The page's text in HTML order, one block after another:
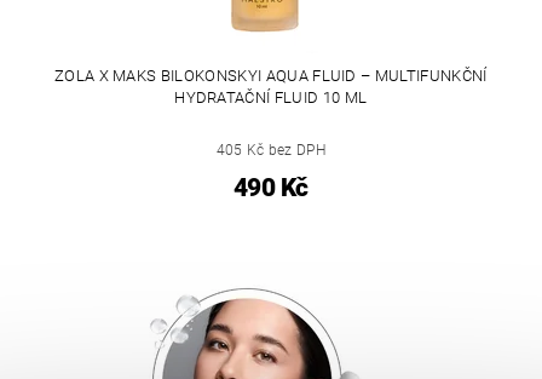
ZOLA X MAKS BILOKONSKYI AQUA FLUID – MULTIFUNKČNÍ
HYDRATAČNÍ FLUID 10 ML
405 Kč bez DPH
490 Kč